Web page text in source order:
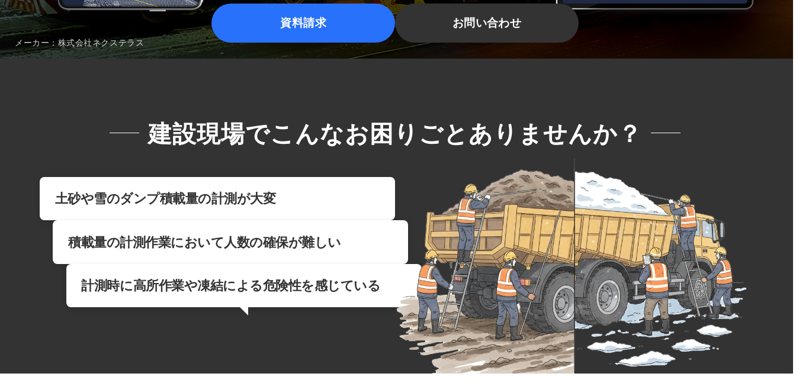
資料請求 お問い合わせ
メーカー：株式会社ネクステラス
建設現場でこんなお困りごとありませんか？
土砂や雪のダンプ積載量の計測が大変
積載量の計測作業において人数の確保が難しい
計測時に高所作業や凍結による危険性を感じている